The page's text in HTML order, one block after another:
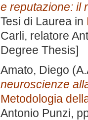
e reputazione: il
Tesi di Laurea in
Carli, relatore
Degree Thesis]
Amato, Diego
neuroscienze
Metodologia
Antonio Punzi,